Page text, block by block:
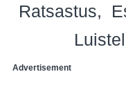
Ratsastus
Advertisement